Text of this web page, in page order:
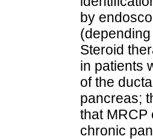
by
Steroid
in patients
of the
pancreas;
that MRCP
chronic